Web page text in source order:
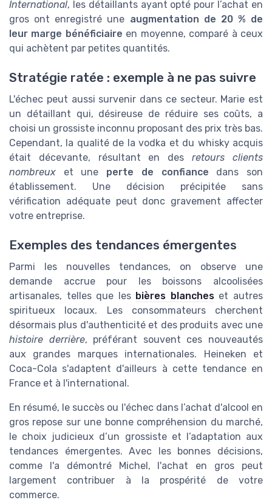
International, les détaillants ayant opté pour l’achat en
gros ont enregistré une augmentation de 20 % de
leur marge bénéficiaire en moyenne, comparé à ceux
qui achètent par petites quantités.
Stratégie ratée : exemple à ne pas suivre
L'échec peut aussi survenir dans ce secteur. Marie est
un détaillant qui, désireuse de réduire ses coûts, a
choisi un grossiste inconnu proposant des prix très bas.
Cependant, la qualité de la vodka et du whisky acquis
était décevante, résultant en desretours clients
nombreux et une perte de confiance dans son
établissement. Une décision précipitée sans
vérification adéquate peut donc gravement affecter
votre entreprise.
Exemples des tendances émergentes
Parmi les nouvelles tendances, on observe une
demande accrue pour les boissons alcoolisées
artisanales, telles que les bières blancheset autres
spiritueux locaux. Les consommateurs cherchent
désormais plus d'authenticité et des produits avec une
histoire derrière, préférant souvent ces nouveautés
aux grandes marques internationales. Heineken et
Coca-Cola s'adaptent d'ailleurs à cette tendance en
France et à l'international.
En résumé, le succès ou l'échec dans l’achat d'alcool en
gros repose sur une bonne compréhension du marché,
le choix judicieux d’un grossiste et l’adaptation aux
tendances émergentes. Avec les bonnes décisions,
comme l'a démontré Michel, l'achat en gros peut
largement contribuer à la prospérité de votre
commerce.